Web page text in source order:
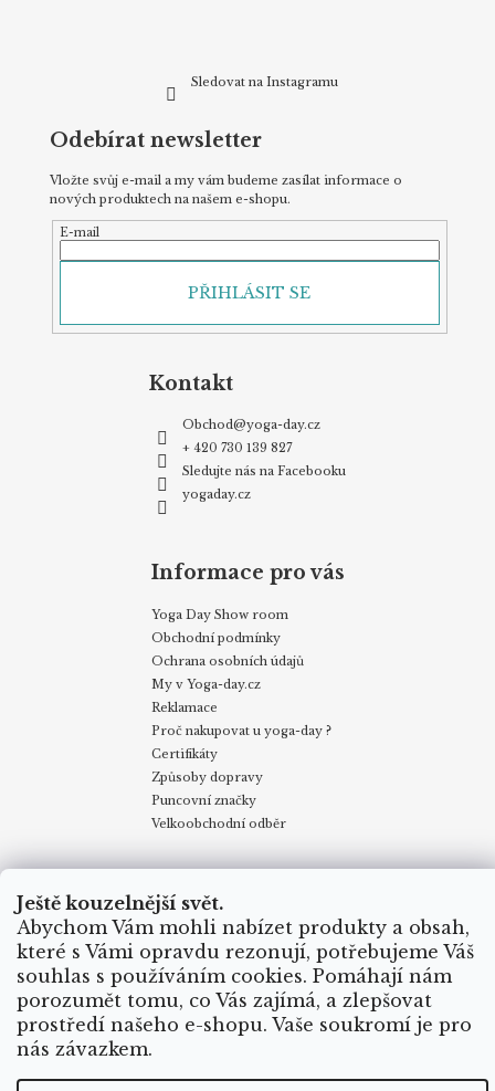
Ještě kouzelnější svět.
Abychom Vám mohli nabízet produkty a obsah,
které s Vámi opravdu rezonují, potřebujeme Váš
souhlas s používáním cookies. Pomáhají nám
porozumět tomu, co Vás zajímá, a zlepšovat
prostředí našeho e-shopu. Vaše soukromí je pro
nás závazkem.
Sledovat na Instagramu
Odebírat newsletter
Vložte svůj e-mail a my vám budeme zasílat informace o
nových produktech na našem e-shopu.
E-mail
PŘIHLÁSIT SE
Kontakt
Obchod@yoga-day.cz
+ 420 730 139 827
Sledujte nás na Facebooku
yogaday.cz
Informace pro vás
Yoga Day Show room
Obchodní podmínky
Ochrana osobních údajů
My v Yoga-day.cz
Reklamace
Proč nakupovat u yoga-day ?
Certifikáty
Způsoby dopravy
Puncovní značky
Velkoobchodní odběr
Reklamace
Proč nakupovat u yoga-day.cz
Způsoby dopravy
Vytvořil Shoptet
Copyright 2026 Yoga Day